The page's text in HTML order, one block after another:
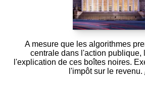
A mesure que les algorithmes
centrale dans l'action publique,
l'explication de ces boîtes noires.
l'impôt sur le revenu.